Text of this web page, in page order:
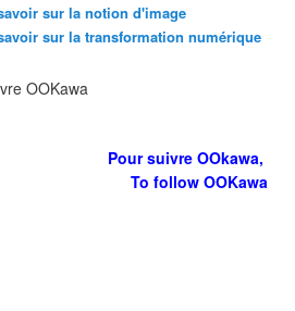
sur la notion d'image
sur la transformation numérique
OOKawa
Pour suivre OOkawa,
To follow OOKawa